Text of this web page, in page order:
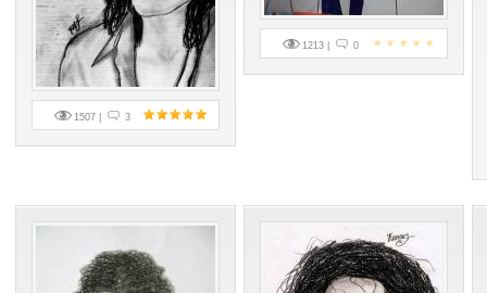
1507 | 3
1213 | 0